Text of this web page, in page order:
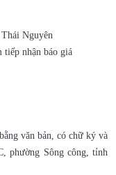
Nguyên
nhận báo giá
văn bản, có chữ ký và
phường Sông công, tỉnh